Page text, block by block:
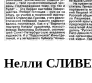
Нелли